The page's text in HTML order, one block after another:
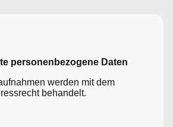
personenbezogene Daten
werden mit dem
behandelt.